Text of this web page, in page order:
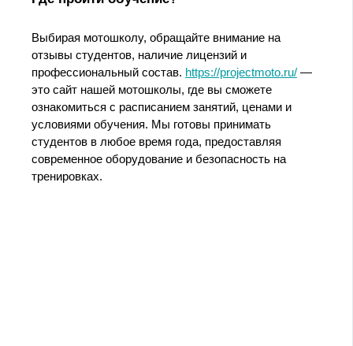
Выбирая мотошколу, обращайте внимание на
отзывы студентов, наличие лицензий и
профессиональный состав. https://projectmoto.ru/—
это сайт нашей мотошколы, где вы сможете
ознакомиться с расписанием занятий, ценами и
условиями обучения. Мы готовы принимать
студентов в любое время года, предоставляя
современное оборудование и безопасность на
тренировках.